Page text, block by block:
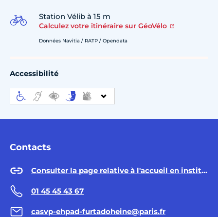
Station Vélib à 15 m
Calculez votre itinéraire sur GéoVélo
Données Navitia / RATP / Opendata
Accessibilité
Contacts
Consulter la page relative à l'accueil en institution sur Paris.fr
01 45 45 43 67
casvp-ehpad-furtadoheine@paris.fr